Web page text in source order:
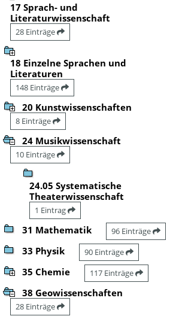
17 Sprach- und
Literaturwissenschaft
28 Einträge
18 Einzelne Sprachen und
Literaturen
148 Einträge
20 Kunstwissenschaften
8 Einträge
24 Musikwissenschaft
10 Einträge
24.05 Systematische
Theaterwissenschaft
1 Eintrag
31 Mathematik 96 Einträge
33 Physik 90 Einträge
35 Chemie 117 Einträge
38 Geowissenschaften
28 Einträge